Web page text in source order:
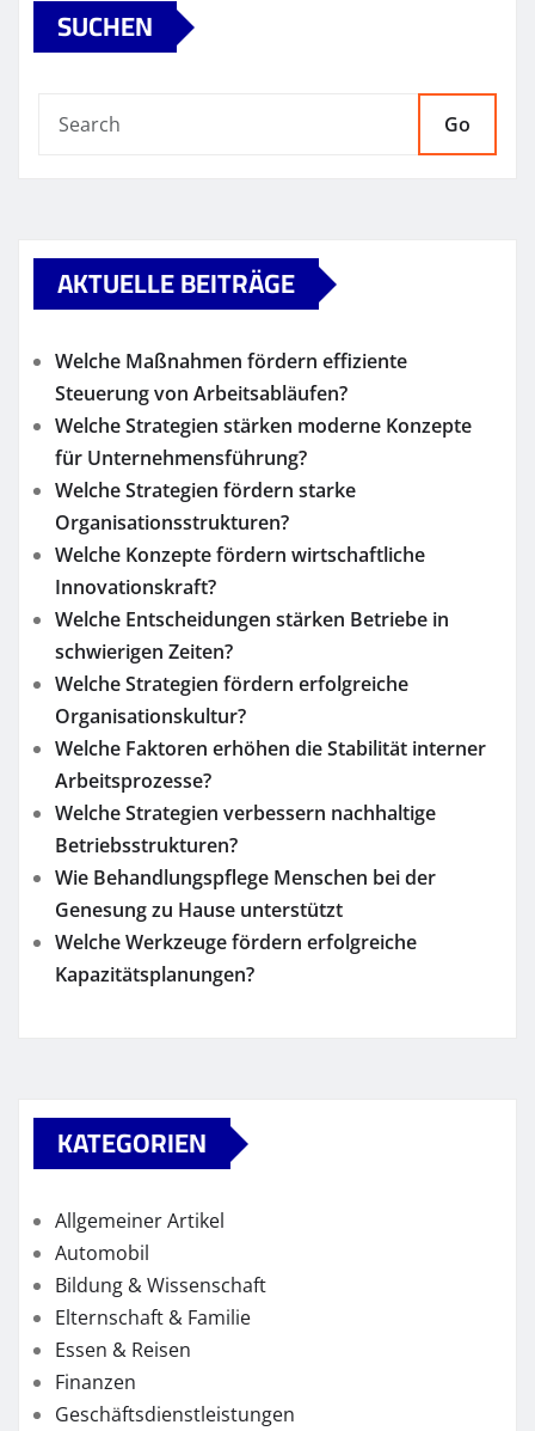
SUCHEN
Go
AKTUELLE BEITRÄGE
Welche Maßnahmen fördern effiziente
Steuerung von Arbeitsabläufen?
Welche Strategien stärken moderne Konzepte
für Unternehmensführung?
Welche Strategien fördern starke
Organisationsstrukturen?
Welche Konzepte fördern wirtschaftliche
Innovationskraft?
Welche Entscheidungen stärken Betriebe in
schwierigen Zeiten?
Welche Strategien fördern erfolgreiche
Organisationskultur?
Welche Faktoren erhöhen die Stabilität interner
Arbeitsprozesse?
Welche Strategien verbessern nachhaltige
Betriebsstrukturen?
Wie Behandlungspflege Menschen bei der
Genesung zu Hause unterstützt
Welche Werkzeuge fördern erfolgreiche
Kapazitätsplanungen?
KATEGORIEN
Allgemeiner Artikel
Automobil
Bildung & Wissenschaft
Elternschaft & Familie
Essen & Reisen
Finanzen
Geschäftsdienstleistungen